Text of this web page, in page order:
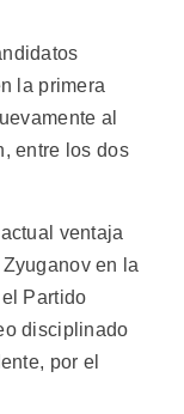
la primera
al
entre los dos
ventaja
en la
Partido
disciplinado
por el